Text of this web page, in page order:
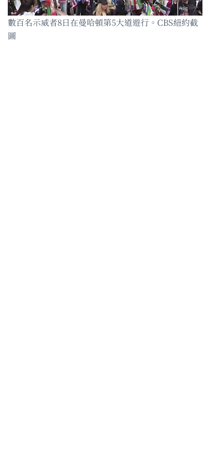
數百名示威者8日在曼哈頓第5大道遊行。CBS紐約截
圖